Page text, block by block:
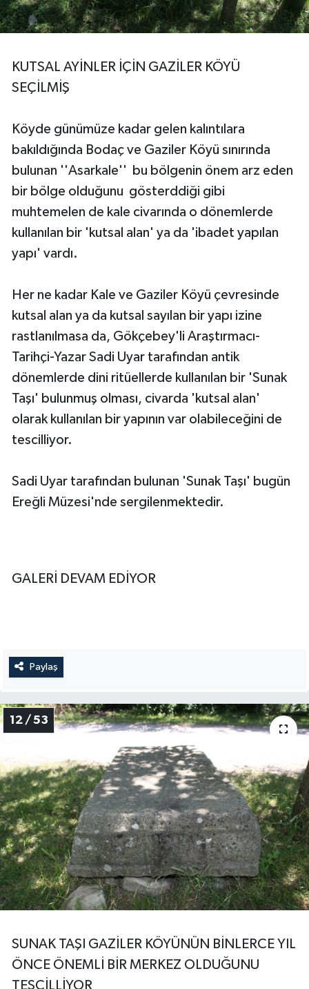
KUTSAL AYİNLER İÇİN GAZİLER KÖYÜ
SEÇİLMİŞ
Köyde günümüze kadar gelen kalıntılara
bakıldığında Bodaç ve Gaziler Köyü sınırında
bulunan ''Asarkale'' bu bölgenin önem arz eden
bir bölge olduğunu gösterddiği gibi
muhtemelen de kale civarında o dönemlerde
kullanılan bir 'kutsal alan' ya da 'ibadet yapılan
yapı' vardı.
Her ne kadar Kale ve Gaziler Köyü çevresinde
kutsal alan ya da kutsal sayılan bir yapı izine
rastlanılmasa da, Gökçebey'li Araştırmacı-
Tarihçi-Yazar Sadi Uyar tarafından antik
dönemlerde dini ritüellerde kullanılan bir 'Sunak
Taşı' bulunmuş olması, civarda 'kutsal alan'
olarak kullanılan bir yapının var olabileceğini de
tescilliyor.
Sadi Uyar tarafından bulunan 'Sunak Taşı' bugün
Ereğli Müzesi'nde sergilenmektedir.
GALERİ DEVAM EDİYOR
Paylaş
12 / 53
SUNAK TAŞI GAZİLER KÖYÜNÜN BİNLERCE YIL
ÖNCE ÖNEMLİ BİR MERKEZ OLDUĞUNU
TESCİLLİYOR